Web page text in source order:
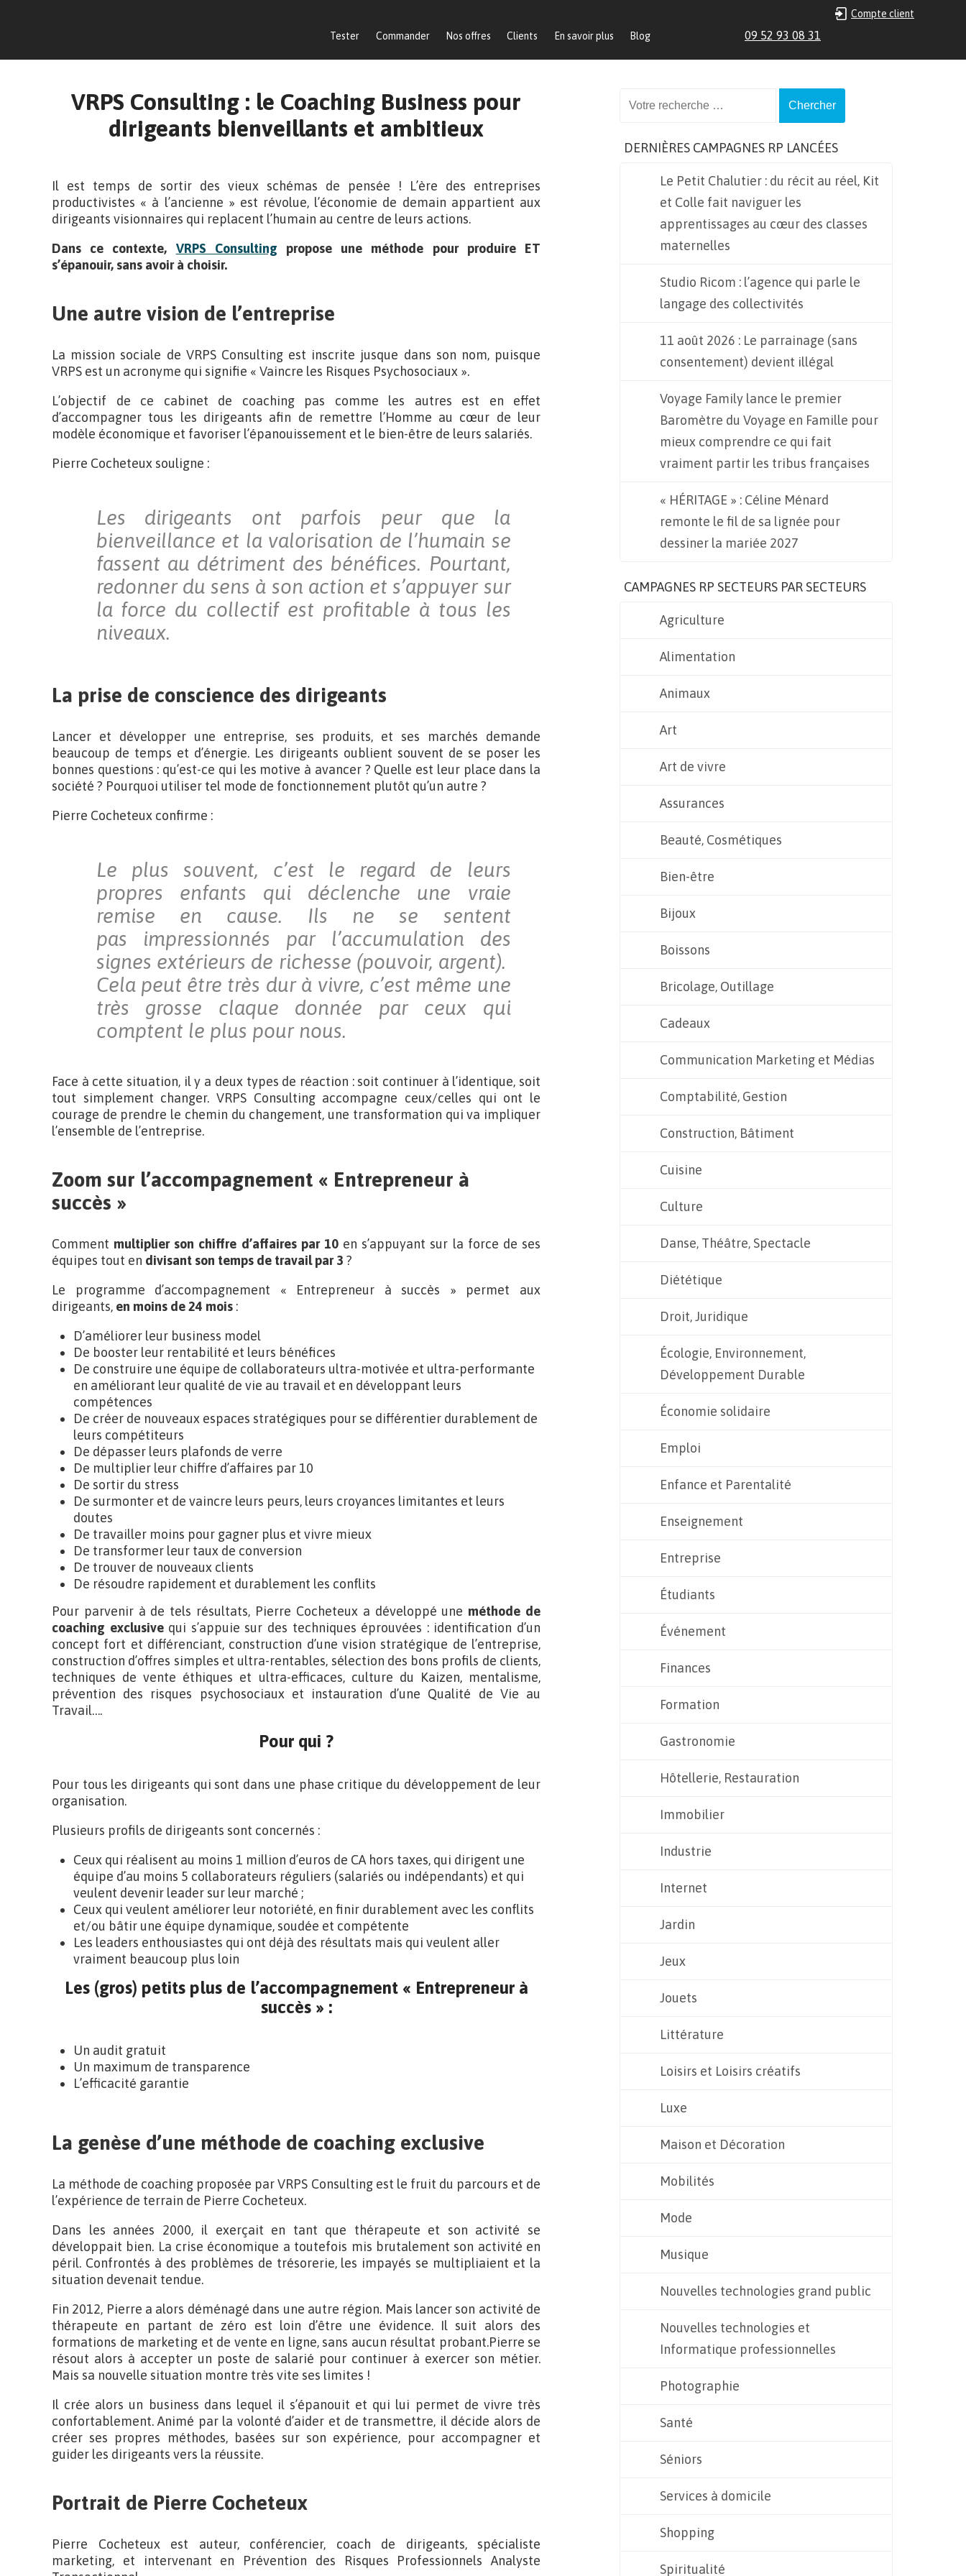
Tester Commander Nos offres Clients En savoir plus Blog
Compte client
09 52 93 08 31
VRPS Consulting : le Coaching Business pour
dirigeants bienveillants et ambitieux
Il est temps de sortir des vieux schémas de pensée ! L’ère des entreprises
productivistes « à l’ancienne » est révolue, l’économie de demain appartient aux
dirigeants visionnaires qui replacent l’humain au centre de leurs actions.
Dans ce contexte, VRPS Consulting propose une méthode pour produire ET
s’épanouir, sans avoir à choisir.
Une autre vision de l’entreprise
La mission sociale de VRPS Consulting est inscrite jusque dans son nom, puisque
VRPS est un acronyme qui signifie « Vaincre les Risques Psychosociaux ».
L’objectif de ce cabinet de coaching pas comme les autres est en effet
d’accompagner tous les dirigeants afin de remettre l’Homme au cœur de leur
modèle économique et favoriser l’épanouissement et le bien-être de leurs salariés.
Pierre Cocheteux souligne :
Les dirigeants ont parfois peur que la
bienveillance et la valorisation de l’humain se
fassent au détriment des bénéfices. Pourtant,
redonner du sens à son action et s’appuyer sur
la force du collectif est profitable à tous les
niveaux.
La prise de conscience des dirigeants
Lancer et développer une entreprise, ses produits, et ses marchés demande
beaucoup de temps et d’énergie. Les dirigeants oublient souvent de se poser les
bonnes questions : qu’est-ce qui les motive à avancer ? Quelle est leur place dans la
société ? Pourquoi utiliser tel mode de fonctionnement plutôt qu’un autre ?
Pierre Cocheteux confirme :
Le plus souvent, c’est le regard de leurs
propres enfants qui déclenche une vraie
remise en cause. Ils ne se sentent
pas impressionnés par l’accumulation des
signes extérieurs de richesse (pouvoir, argent).
Cela peut être très dur à vivre, c’est même une
très grosse claque donnée par ceux qui
comptent le plus pour nous.
Face à cette situation, il y a deux types de réaction : soit continuer à l’identique, soit
tout simplement changer. VRPS Consulting accompagne ceux/celles qui ont le
courage de prendre le chemin du changement, une transformation qui va impliquer
l’ensemble de l’entreprise.
Zoom sur l’accompagnement « Entrepreneur à
succès »
Comment multiplier son chiffre d’affaires par 10en s’appuyant sur la force de ses
équipes tout en divisant son temps de travail par 3 ?
Le programme d’accompagnement « Entrepreneur à succès » permet aux
dirigeants, en moins de 24 mois :
D’améliorer leur business model
De booster leur rentabilité et leurs bénéfices
De construire une équipe de collaborateurs ultra-motivée et ultra-performante
en améliorant leur qualité de vie au travail et en développant leurs
compétences
De créer de nouveaux espaces stratégiques pour se différentier durablement de
leurs compétiteurs
De dépasser leurs plafonds de verre
De multiplier leur chiffre d’affaires par 10
De sortir du stress
De surmonter et de vaincre leurs peurs, leurs croyances limitantes et leurs
doutes
De travailler moins pour gagner plus et vivre mieux
De transformer leur taux de conversion
De trouver de nouveaux clients
De résoudre rapidement et durablement les conflits
Pour parvenir à de tels résultats, Pierre Cocheteux a développé une méthode de
coaching exclusivequi s’appuie sur des techniques éprouvées : identification d’un
concept fort et différenciant, construction d’une vision stratégique de l’entreprise,
construction d’offres simples et ultra-rentables, sélection des bons profils de clients,
techniques de vente éthiques et ultra-efficaces, culture du Kaizen, mentalisme,
prévention des risques psychosociaux et instauration d’une Qualité de Vie au
Travail….
Pour qui ?
Pour tous les dirigeants qui sont dans une phase critique du développement de leur
organisation.
Plusieurs profils de dirigeants sont concernés :
Ceux qui réalisent au moins 1 million d’euros de CA hors taxes, qui dirigent une
équipe d’au moins 5 collaborateurs réguliers (salariés ou indépendants) et qui
veulent devenir leader sur leur marché ;
Ceux qui veulent améliorer leur notoriété, en finir durablement avec les conflits
et/ou bâtir une équipe dynamique, soudée et compétente
Les leaders enthousiastes qui ont déjà des résultats mais qui veulent aller
vraiment beaucoup plus loin
Les (gros) petits plus de l’accompagnement « Entrepreneur à
succès » :
Un audit gratuit
Un maximum de transparence
L’efficacité garantie
La genèse d’une méthode de coaching exclusive
La méthode de coaching proposée par VRPS Consulting est le fruit du parcours et de
l’expérience de terrain de Pierre Cocheteux.
Dans les années 2000, il exerçait en tant que thérapeute et son activité se
développait bien. La crise économique a toutefois mis brutalement son activité en
péril. Confrontés à des problèmes de trésorerie, les impayés se multipliaient et la
situation devenait tendue.
Fin 2012, Pierre a alors déménagé dans une autre région. Mais lancer son activité de
thérapeute en partant de zéro est loin d’être une évidence. Il suit alors des
formations de marketing et de vente en ligne, sans aucun résultat probant.Pierre se
résout alors à accepter un poste de salarié pour continuer à exercer son métier.
Mais sa nouvelle situation montre très vite ses limites !
Il crée alors un business dans lequel il s’épanouit et qui lui permet de vivre très
confortablement. Animé par la volonté d’aider et de transmettre, il décide alors de
créer ses propres méthodes, basées sur son expérience, pour accompagner et
guider les dirigeants vers la réussite.
Portrait de Pierre Cocheteux
Pierre Cocheteux est auteur, conférencier, coach de dirigeants, spécialiste
marketing, et intervenant en Prévention des Risques Professionnels Analyste
DERNIÈRES CAMPAGNES RP LANCÉES
Le Petit Chalutier : du récit au réel, Kit
et Colle fait naviguer les
apprentissages au cœur des classes
maternelles
Studio Ricom : l’agence qui parle le
langage des collectivités
11 août 2026 : Le parrainage (sans
consentement) devient illégal
Voyage Family lance le premier
Baromètre du Voyage en Famille pour
mieux comprendre ce qui fait
vraiment partir les tribus françaises
« HÉRITAGE » : Céline Ménard
remonte le fil de sa lignée pour
dessiner la mariée 2027
CAMPAGNES RP SECTEURS PAR SECTEURS
Agriculture
Alimentation
Animaux
Art
Art de vivre
Assurances
Beauté, Cosmétiques
Bien-être
Bijoux
Boissons
Bricolage, Outillage
Cadeaux
Communication Marketing et Médias
Comptabilité, Gestion
Construction, Bâtiment
Cuisine
Culture
Danse, Théâtre, Spectacle
Diététique
Droit, Juridique
Écologie, Environnement,
Développement Durable
Économie solidaire
Emploi
Enfance et Parentalité
Enseignement
Entreprise
Étudiants
Événement
Finances
Formation
Gastronomie
Hôtellerie, Restauration
Immobilier
Industrie
Internet
Jardin
Jeux
Jouets
Littérature
Loisirs et Loisirs créatifs
Luxe
Maison et Décoration
Mobilités
Mode
Musique
Nouvelles technologies grand public
Nouvelles technologies et
Informatique professionnelles
Photographie
Santé
Séniors
Services à domicile
Shopping
Spiritualité